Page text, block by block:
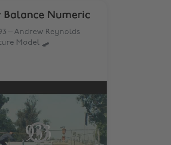
Balance Numeric
– Andrew Reynolds
Model 🛹